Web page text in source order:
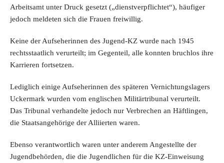
Arbeitsamt unter Druck gesetzt („dienstverpflichtet“), häufiger
jedoch meldeten sich die Frauen freiwillig.
Keine der Aufseherinnen des Jugend-KZ wurde nach 1945
rechtsstaatlich verurteilt; im Gegenteil, alle konnten bruchlos ihre
Karrieren fortsetzen.
Lediglich einige Aufseherinnen des späteren Vernichtungslagers
Uckermark wurden vom englischen Militärtribunal verurteilt.
Das Tribunal verhandelte jedoch nur Verbrechen an Häftlingen,
die Staatsangehörige der Alliierten waren.
Ebenso verantwortlich waren unter anderem Angestellte der
Jugendbehörden, die die Jugendlichen für die KZ-Einweisung